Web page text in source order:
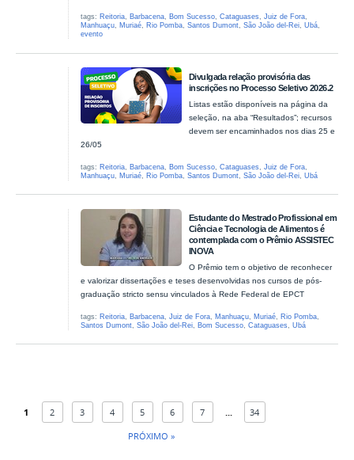
tags: Reitoria, Barbacena, Bom Sucesso,Cataguases,Juiz de Fora,
Manhuaçu, Muriaé, Rio Pomba,Santos Dumont,São João del-Rei,Ubá,
evento
Divulgada relação provisória das
inscrições no Processo Seletivo 2026.2
Listas estão disponíveis na página da
seleção, na aba “Resultados”; recursos
devem ser encaminhados nos dias 25 e
26/05
tags: Reitoria Barbacena Bom Sucesso ,Cataguases ,Juiz de Fora
Manhuaçu
Muriaé Rio Pomba ,Santos Dumont ,São João del-Rei ,Ubá
Estudante do Mestrado Profissional em
Ciência e Tecnologia de Alimentos é
contemplada com o Prêmio ASSISTEC
INOVA
O Prêmio tem o objetivo de reconhecer
e valorizar dissertações e teses desenvolvidas nos cursos de pós-
graduação stricto sensu vinculados à Rede Federal de EPCT
tags: Reitoria, Barbacena,Juiz de Fora, Manhuaçu, Muriaé, Rio Pomba,
Santos Dumont,São João del-Rei, Bom Sucesso,Cataguases,Ubá
1 2 3 4 5 6 7 ...
34
PRÓXIMO »